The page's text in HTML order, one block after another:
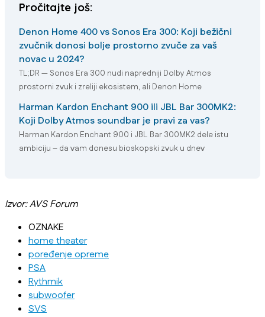
Pročitajte još:
Denon Home 400 vs Sonos Era 300: Koji bežični
zvučnik donosi bolje prostorno zvuče za vaš
novac u 2024?
TL;DR — Sonos Era 300 nudi napredniji Dolby Atmos
prostorni zvuk i zreliji ekosistem, ali Denon Home
Harman Kardon Enchant 900 ili JBL Bar 300MK2:
Koji Dolby Atmos soundbar je pravi za vas?
Harman Kardon Enchant 900 i JBL Bar 300MK2 dele istu
ambiciju – da vam donesu bioskopski zvuk u dnev
Izvor: AVS Forum
OZNAKE
home theater
poređenje opreme
PSA
Rythmik
subwoofer
SVS